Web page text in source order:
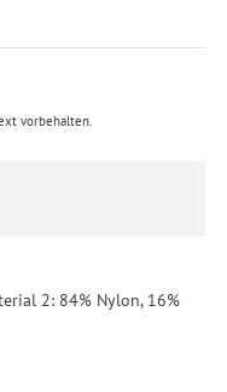
Zukunft widerrufen.
vorbehalten.
2: 84% Nylon, 16%